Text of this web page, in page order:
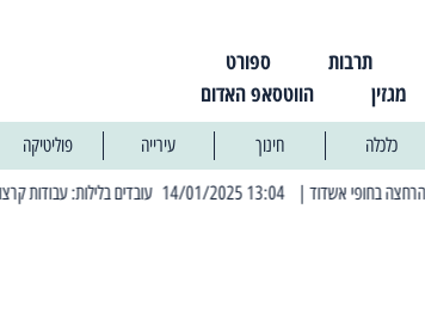
תרבות
ספורט
מגזין הווטסאפ האדום
כלכלה חינוך עירייה פוליטיקה
| 13:04 14/01/2025 עובדים בלילות: עבודות קרצוף וריבוד אספלט